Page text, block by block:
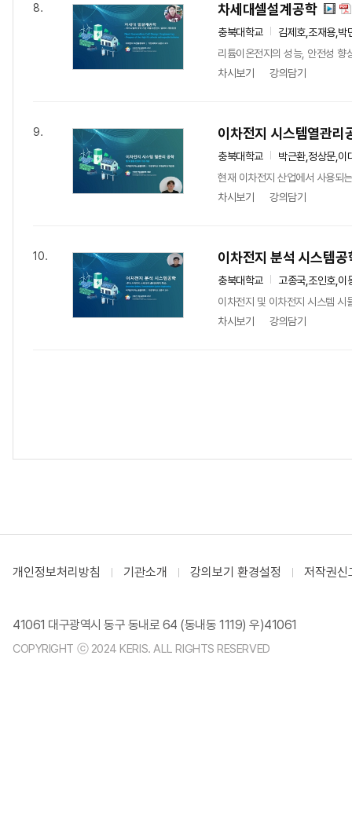
8. 차세대셀설계공학
충북대학교
김제호,조재용,박
리튬이온전지의 성능, 안전성 향
차시보기
강의담기
9. 이차전지 시스템열관리
충북대학교
박근환,정상문,이
현재 이차전지 산업에서 사용되
차시보기
강의담기
10. 이차전지 분석 시스템공
충북대학교
고종국,조인호,이
이차전지 및 이차전지 시스템 시
차시보기
강의담기
개인정보처리방침 기관소개 강의보기 환경설정 저작권신
41061 대구광역시 동구 동내로 64 (동내동 1119) 우)41061
COPYRIGHT ⓒ 2024 KERIS. ALL RIGHTS RESERVED